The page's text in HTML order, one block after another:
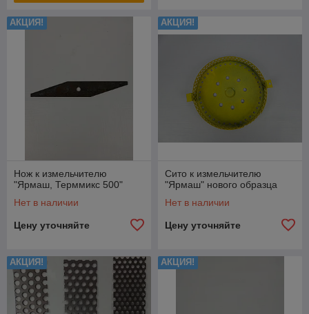
АКЦИЯ!
Нож к измельчителю
"Ярмаш, Терммикс 500"
Нет в наличии
Цену уточняйте
АКЦИЯ!
Сито к измельчителю
"Ярмаш" нового образца
Нет в наличии
Цену уточняйте
АКЦИЯ! АКЦИЯ!